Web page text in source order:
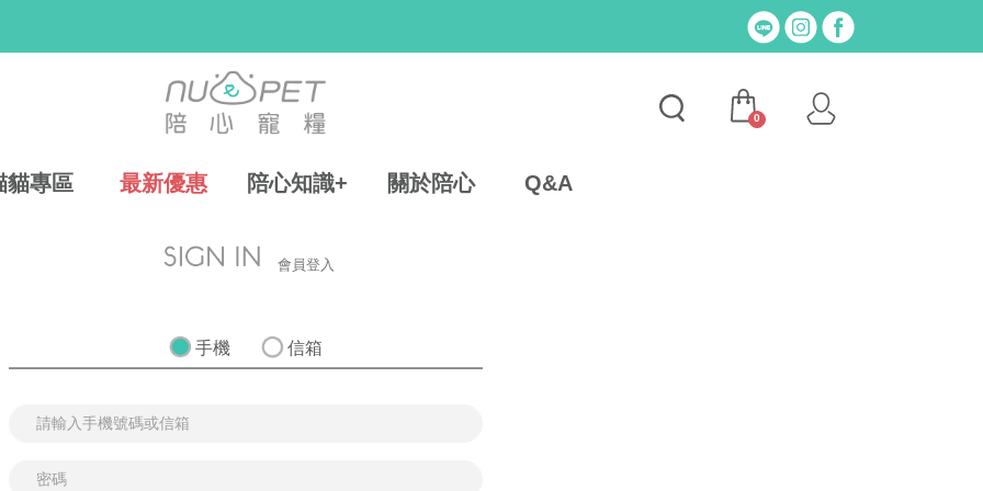
貓專區 最新優惠 陪心知識+ 關於陪心 Q&A
0
會員登入
手機 信箱